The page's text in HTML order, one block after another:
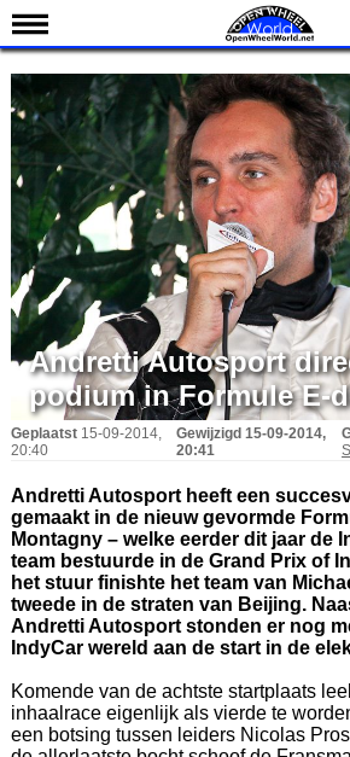
Nieuws
Kalender
Uitslagen
Standen
Coureurs
Teams
IndyCar 101
Indy 500
English
Andretti Autosport
podium in Formule E-
Geplaatst 15-09-2014,
20:40
Gewijzigd 15-09-2014,
20:41
Andretti Autosport heeft een
gemaakt in de nieuw gevormde
Montagny – welke eerder dit jaar de
team bestuurde in de Grand Prix of
het stuur finishte het team van
tweede in de straten van Beijing.
Andretti Autosport stonden er nog
IndyCar wereld aan de start in de
Komende van de achtste startplaats
inhaalrace eigenlijk als vierde te
een botsing tussen leiders Nicolas